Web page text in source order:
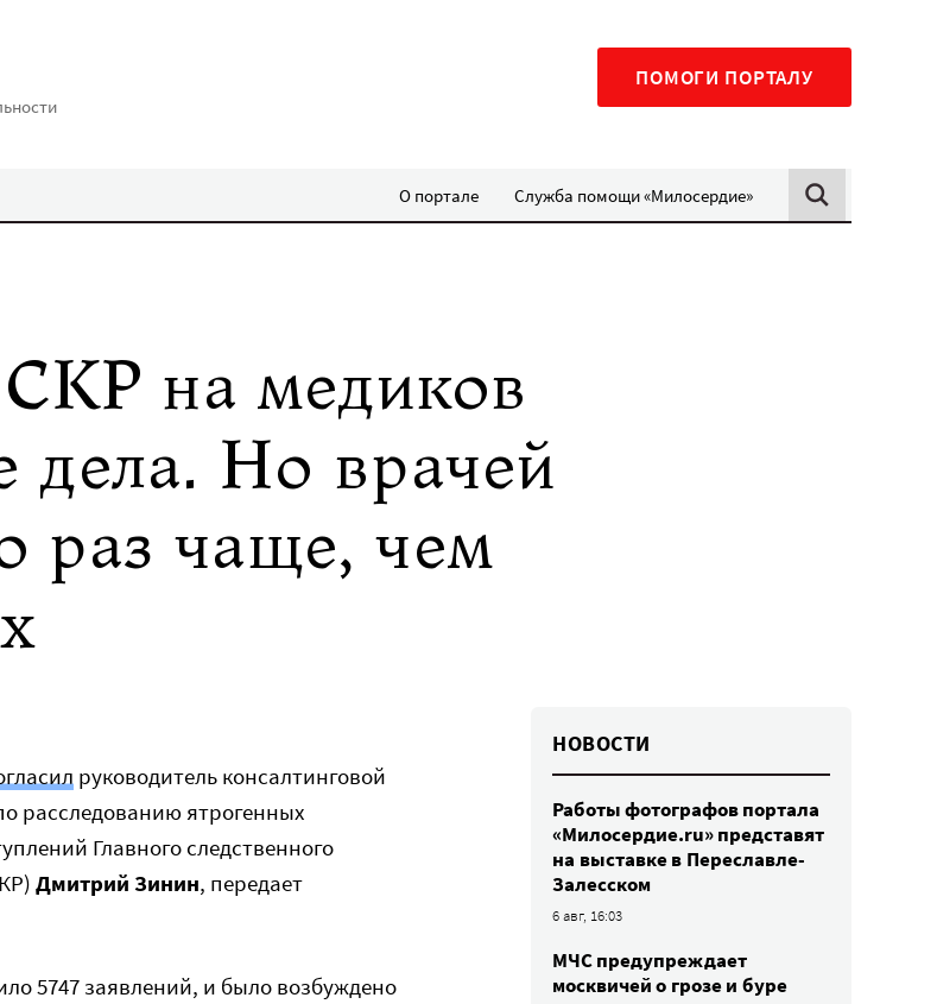
ПОМОГИ ПОРТАЛУ
О портале Служба помощи «Милосердие»
на медиков
дела. Но врачей
раз чаще, чем
руководитель консалтинговой
расследованию ятрогенных
Главного следственного
Дмитрий Зинин, передает
5747 заявлений, и было возбуждено
НОВОСТИ
Работы фотографов портала
«Милосердие.ru» представят
на выставке в Переславле-
Залесском
6 авг, 16:03
МЧС предупреждает
москвичей о грозе и буре